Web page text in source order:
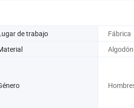
de trabajo
Fábrica
Algodón